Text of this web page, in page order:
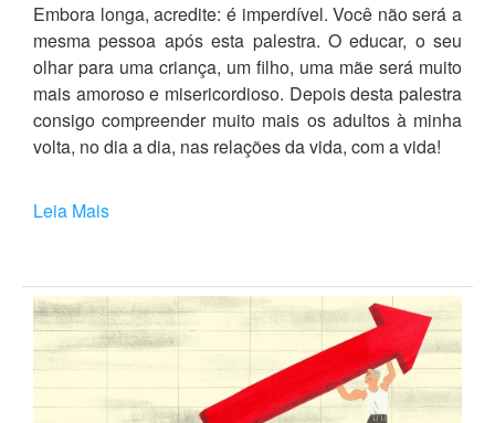
Embora longa, acredite: é imperdível. Você não será a
mesma pessoa após esta palestra. O educar, o seu
olhar para uma criança, um filho, uma mãe será muito
mais amoroso e misericordioso. Depois desta palestra
consigo compreender muito mais os adultos à minha
volta, no dia a dia, nas relações da vida, com a vida!
Leia Mais